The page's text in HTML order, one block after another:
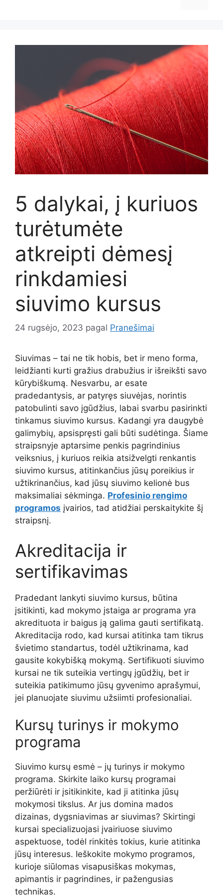
5 dalykai, į kuriuos
turėtumėte
atkreipti dėmesį
rinkdamiesi
siuvimo kursus
24 rugsėjo, 2023 pagal Pranešimai
Siuvimas – tai ne tik hobis, bet ir meno forma,
leidžianti kurti gražius drabužius ir išreikšti savo
kūrybiškumą. Nesvarbu, ar esate
pradedantysis, ar patyręs siuvėjas, norintis
patobulinti savo įgūdžius, labai svarbu pasirinkti
tinkamus siuvimo kursus. Kadangi yra daugybė
galimybių, apsispręsti gali būti sudėtinga. Šiame
straipsnyje aptarsime penkis pagrindinius
veiksnius, į kuriuos reikia atsižvelgti renkantis
siuvimo kursus, atitinkančius jūsų poreikius ir
užtikrinančius, kad jūsų siuvimo kelionė bus
maksimaliai sėkminga. Profesinio rengimo
programos įvairios, tad atidžiai perskaitykite šį
straipsnį.
Akreditacija ir
sertifikavimas
Pradedant lankyti siuvimo kursus, būtina
įsitikinti, kad mokymo įstaiga ar programa yra
akredituota ir baigus ją galima gauti sertifikatą.
Akreditacija rodo, kad kursai atitinka tam tikrus
švietimo standartus, todėl užtikrinama, kad
gausite kokybišką mokymą. Sertifikuoti siuvimo
kursai ne tik suteikia vertingų įgūdžių, bet ir
suteikia patikimumo jūsų gyvenimo aprašymui,
jei planuojate siuvimu užsiimti profesionaliai.
Kursų turinys ir mokymo
programa
Siuvimo kursų esmė – jų turinys ir mokymo
programa. Skirkite laiko kursų programai
peržiūrėti ir įsitikinkite, kad ji atitinka jūsų
mokymosi tikslus. Ar jus domina mados
dizainas, dygsniavimas ar siuvimas? Skirtingi
kursai specializuojasi įvairiuose siuvimo
aspektuose, todėl rinkitės tokius, kurie atitinka
jūsų interesus. Ieškokite mokymo programos,
kurioje siūlomas visapusiškas mokymas,
apimantis ir pagrindines, ir pažengusias
technikas.